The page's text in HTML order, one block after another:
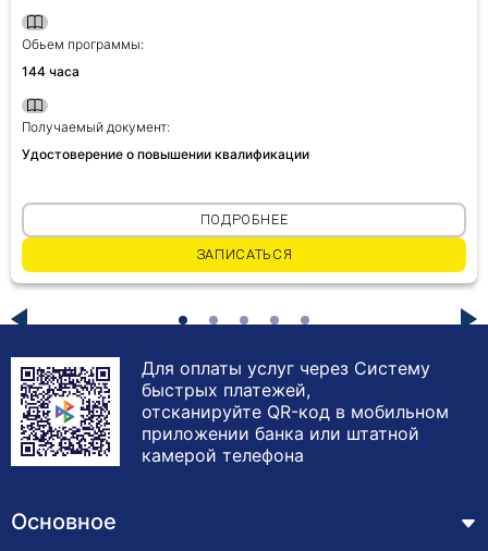
Обьем программы:
144 часа
Получаемый документ:
Удостоверение о повышении квалификации
ПОДРОБНЕЕ
ЗАПИСАТЬСЯ
Для оплаты услуг через Систему
быстрых платежей,
отсканируйте QR-код в мобильном
приложении банка или штатной
камерой телефона
Основное